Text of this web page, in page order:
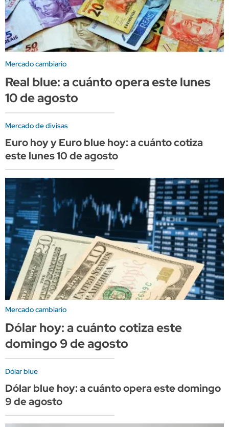
Mercado cambiario
Real blue: a cuánto opera este lunes
10 de agosto
Mercado de divisas
Euro hoy y Euro blue hoy: a cuánto cotiza
este lunes 10 de agosto
Mercado cambiario
Dólar hoy: a cuánto cotiza este
domingo 9 de agosto
Dólar blue
Dólar blue hoy: a cuánto opera este domingo
9 de agosto